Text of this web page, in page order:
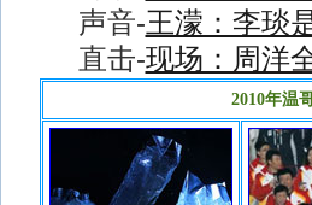
声音-王濛：李琰
直击-现场：周洋